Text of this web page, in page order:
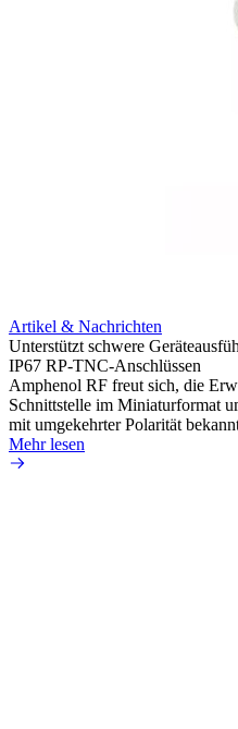
Artikel & Nachrichten
Unterstützt schwere
IP67 RP-TNC-Anschlüssen
Amphenol RF freut sich, die
Schnittstelle im Miniaturformat
mit umgekehrter Polarität
Mehr lesen